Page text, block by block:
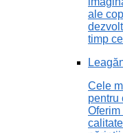
ale
timp
Cele
pentru